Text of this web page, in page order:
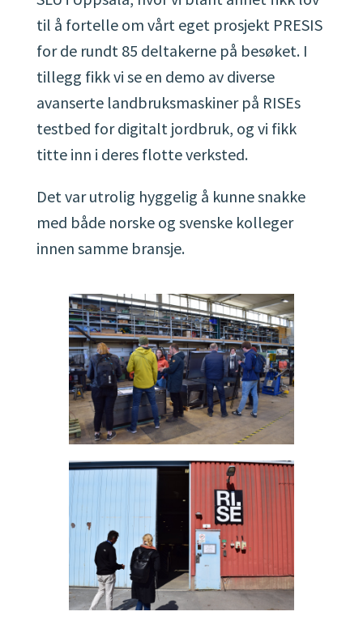
til å fortelle om vårt eget prosjekt PRESIS
for de rundt 85 deltakerne på besøket. I
tillegg fikk vi se en demo av diverse
avanserte landbruksmaskiner på RISEs
testbed for digitalt jordbruk, og vi fikk
titte inn i deres flotte verksted.
Det var utrolig hyggelig å kunne snakke
med både norske og svenske kolleger
innen samme bransje.